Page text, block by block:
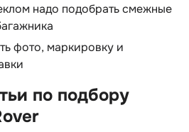
надо подобрать смежные
фото, маркировку и
по подбору